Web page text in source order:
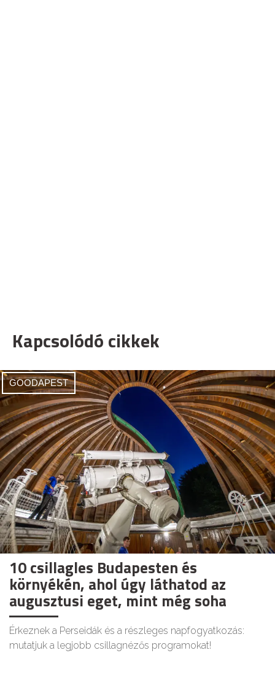
Kapcsolódó cikkek
GOODAPEST
10 csillagles Budapesten és
környékén, ahol úgy láthatod az
augusztusi eget, mint még soha
Érkeznek a Perseidák és a részleges napfogyatkozás:
mutatjuk a legjobb csillagnézős programokat!